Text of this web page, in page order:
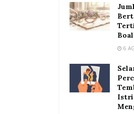
6
Istri